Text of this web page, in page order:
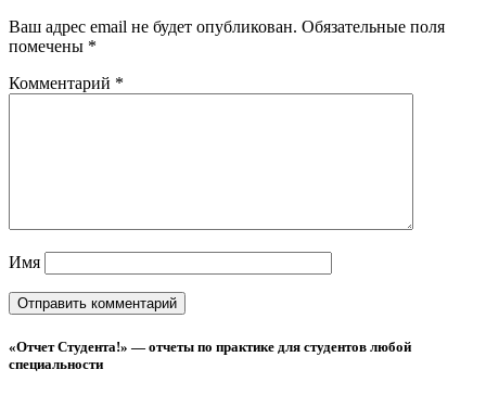
Ваш адрес email не будет опубликован. Обязательные поля
помечены *
Комментарий *
Имя
«Отчет Студента!» — отчеты по практике для студентов любой
специальности